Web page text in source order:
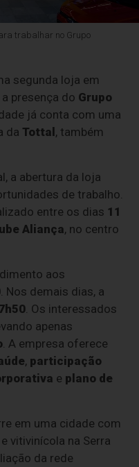
trabalhar no Grupo
segunda loja em
presença do Grupo
já conta com uma
da Tottal, também
a abertura da loja
de trabalho.
entre os dias 11
Aliança, no centro
aos
. Nos demais dias, a
. Os interessados
apenas
. A empresa oferece
, participação
e plano de
em uma cidade com
vitivinícola na Serra
da rede